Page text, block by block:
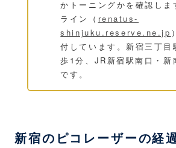
かトーニングかを確認しま
ライン（ renatus-
shinjuku.reserve.ne.jp
付しています。新宿三丁目
歩1分、JR新宿駅南口・新
です。
新宿のピコレーザーの経